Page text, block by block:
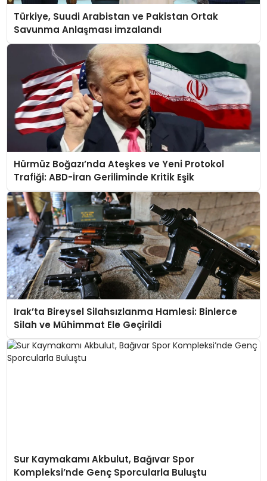
Türkiye, Suudi Arabistan ve Pakistan Ortak
Savunma Anlaşması İmzalandı
Hürmüz Boğazı’nda Ateşkes ve Yeni Protokol
Trafiği: ABD-İran Geriliminde Kritik Eşik
Irak’ta Bireysel Silahsızlanma Hamlesi: Binlerce
Silah ve Mühimmat Ele Geçirildi
Sur Kaymakamı Akbulut, Bağıvar Spor
Kompleksi’nde Genç Sporcularla Buluştu